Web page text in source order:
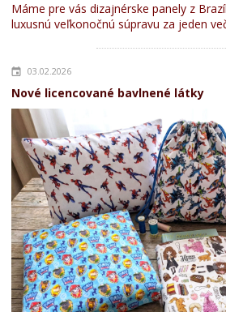
Máme pre vás dizajnérske panely z
luxusnú veľkonočnú súpravu za jeden
03.02.2026
Nové licencované bavlnené látky